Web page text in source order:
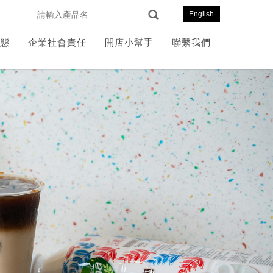
企業社會責任 開店小幫手 聯繫我們
English